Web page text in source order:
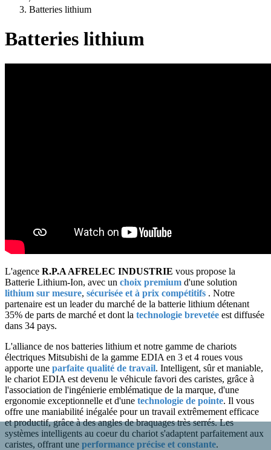
Batteries lithium
Batteries lithium
L'agence R.P.A AFRELEC INDUSTRIE vous propose la
Batterie Lithium-Ion, avec un choix premium d'une solution
lithium sur mesure, sécurisée et à prix compétitifs . Notre
partenaire est un leader du marché de la batterie lithium détenant
35% de parts de marché et dont la technologie brevetée est diffusée
dans 34 pays.
L'alliance de nos batteries lithium et notre gamme de chariots
électriques Mitsubishi de la gamme EDIA en 3 et 4 roues vous
apporte une parfaite qualité de travail. Intelligent, sûr et maniable,
le chariot EDIA est devenu le véhicule favori des caristes, grâce à
l'association de l'ingénierie emblématique de la marque, d'une
ergonomie exceptionnelle et d'une technologie de pointe. Il vous
offre une maniabilité inégalée pour un travail extrêmement efficace
et productif, grâce à des angles de braquages très serrés. Les
systèmes intelligents au coeur du chariot s'adaptent parfaitement aux
caristes, offrant une performance précise et constante.